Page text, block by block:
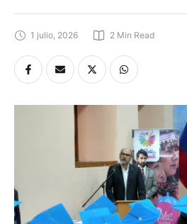
1 julio, 2026 2 Min Read